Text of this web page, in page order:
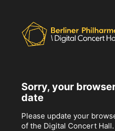
Sorry, your
date
Please update your
of the Digital Concert Hall.